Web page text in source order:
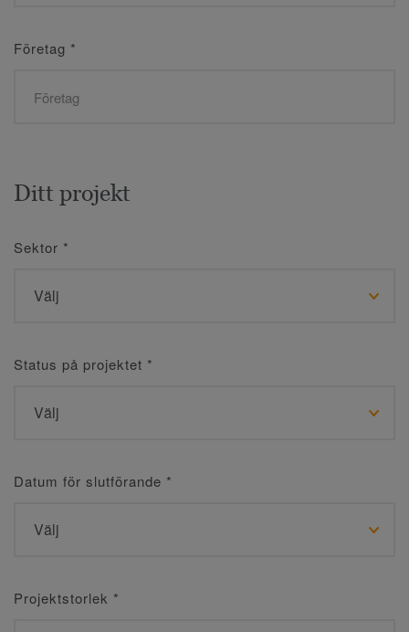
Företag *
Ditt projekt
Sektor *
Status på projektet *
Datum för slutförande *
Projektstorlek *